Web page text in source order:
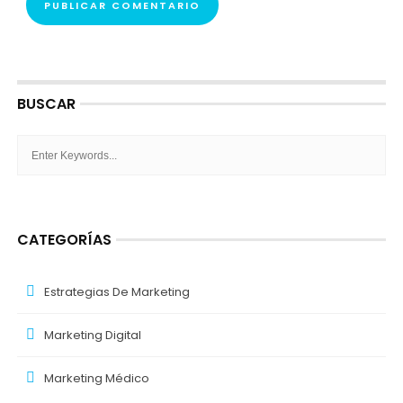
BUSCAR
CATEGORÍAS
Estrategias De Marketing
Marketing Digital
Marketing Médico